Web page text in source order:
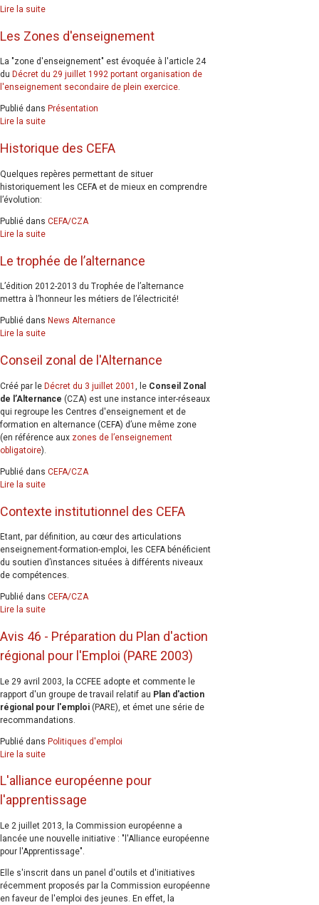
Lire la suite
Les Zones d'enseignement
La "zone d'enseignement" est évoquée à l'article 24
du Décret du 29 juillet 1992 portant organisation de
l'enseignement secondaire de plein exercice.
Publié dans Présentation
Lire la suite
Historique des CEFA
Quelques repères permettant de situer
historiquement les CEFA et de mieux en comprendre
l’évolution:
Publié dans CEFA/CZA
Lire la suite
Le trophée de l’alternance
L’édition 2012-2013 du Trophée de l’alternance
mettra à l’honneur les métiers de l’électricité!
Publié dans News Alternance
Lire la suite
Conseil zonal de l'Alternance
Créé par le Décret du 3 juillet 2001 , le Conseil Zonal
de l’Alternance (CZA) est une instance inter-réseaux
qui regroupe les Centres d'enseignement et de
formation en alternance (CEFA) d’une même zone
(en référence aux zones de l’enseignement
obligatoire).
Publié dans CEFA/CZA
Lire la suite
Contexte institutionnel des CEFA
Etant, par définition, au cœur des articulations
enseignement-formation-emploi, les CEFA bénéficient
du soutien d’instances situées à différents niveaux
de compétences.
Publié dans CEFA/CZA
Lire la suite
Avis 46 - Préparation du Plan d'action
régional pour l'Emploi (PARE 2003)
Le 29 avril 2003, la CCFEE adopte et commente le
rapport d'un groupe de travail relatif au Plan d'action
régional pour l'emploi (PARE), et émet une série de
recommandations.
Publié dans Politiques d'emploi
Lire la suite
L'alliance européenne pour
l'apprentissage
Le 2 juillet 2013, la Commission européenne a
lancée une nouvelle initiative : "l'Alliance européenne
pour l'Apprentissage".
Elle s'inscrit dans un panel d'outils et d'initiatives
récemment proposés par la Commission européenne
en faveur de l'emploi des jeunes. En effet, la